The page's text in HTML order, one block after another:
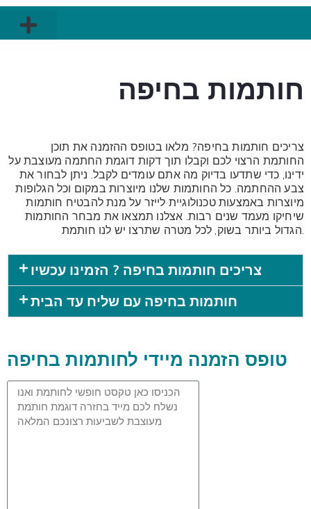
חותמות בחיפה
צריכים חותמות בחיפה? מלאו בטופס ההזמנה את תוכן
החותמת הרצוי לכם וקבלו תוך דקות דוגמת החתמה מעוצבת על
ידינו, כדי שתדעו בדיוק מה אתם עומדים לקבל. ניתן לבחור את
צבע ההחתמה. כל החותמות שלנו מיוצרות במקום וכל הגלופות
מיוצרות באמצעות טכנולוגיית לייזר על מנת להבטיח חותמות
שיחיקו מעמד שנים רבות. אצלנו תמצאו את מבחר החותמות
הגדול ביותר בשוק, לכל מטרה שתרצו יש לנו חותמת.
צריכים חותמות בחיפה ? הזמינו עכשיו
חותמות בחיפה עם שליח עד הבית
טופס הזמנה מיידי לחותמות בחיפה